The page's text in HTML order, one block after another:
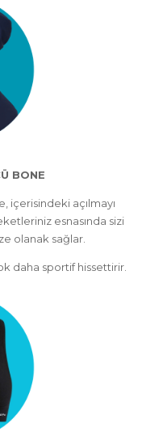
BONE
içerisindeki açılmayı
esnasında sizi
olanak sağlar.
daha sportif hissettirir.